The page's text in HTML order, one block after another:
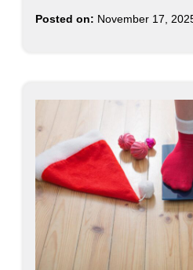
Posted on: November 17,